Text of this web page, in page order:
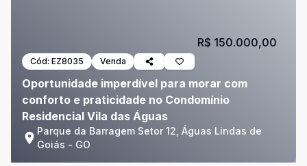
Cód: EZ8035 Venda
Oportunidade imperdível para morar com
conforto e praticidade no Condomínio
Residencial Vila das Águas
Parque da Barragem Setor 12, Águas Lindas de
Goiás - GO
R$ 150.000,00